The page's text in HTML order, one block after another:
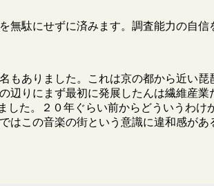
無駄にせずに済みます。調査能力の自信
ありました。これは京の都から近い
りにまず最初に発展したんは繊維産
た。２０年ぐらい前からどういうわけ
この音楽の街という意識に違和感が